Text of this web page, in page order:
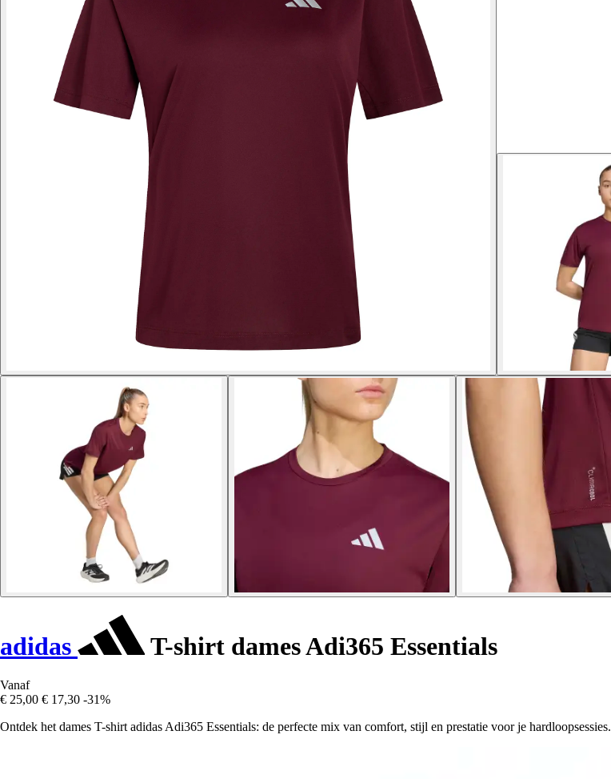
adidas T-shirt dames Adi365 Essentials
Vanaf
€ 25,00 € 17,30 -31%
Ontdek het dames T-shirt adidas Adi365 Essentials: de perfecte mix van comfort, stijl en prestatie voor je hardloopsessies.